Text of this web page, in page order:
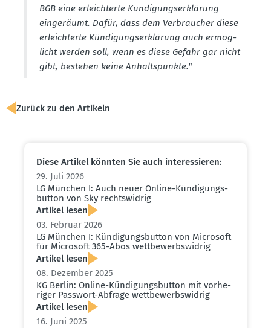
BGB eine erleich­terte Kündi­gungs­er­klärung
einge­räumt. Dafür, dass dem Verbraucher diese
erleich­terte Kündi­gungs­er­klärung auch ermög­
licht werden soll, wenn es diese Gefahr gar nicht
gibt, bestehen keine Anhalts­punkte."
Zurück zu den Artikeln
Diese Artikel könnten Sie auch inter­es­sieren:
29. Juli 2026
LG München I: Auch neuer Online-Kündi­gungs­
button von Sky rechts­widrig
Artikel lesen
03. Februar 2026
LG München I: Kündi­gungs­button von Microsoft
für Microsoft 365-Abos wettbe­werbs­widrig
Artikel lesen
08. Dezember 2025
KG Berlin: Online-Kündi­gungs­button mit vorhe­
riger Passwort-Abfrage wettbe­werbs­widrig
Artikel lesen
16. Juni 2025